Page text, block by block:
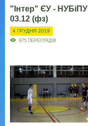
"Інтер" ЄУ - НУБіПУ
03.12 (фз)
4 ГРУДНЯ 2019
975 ПЕРЕГЛЯДІВ